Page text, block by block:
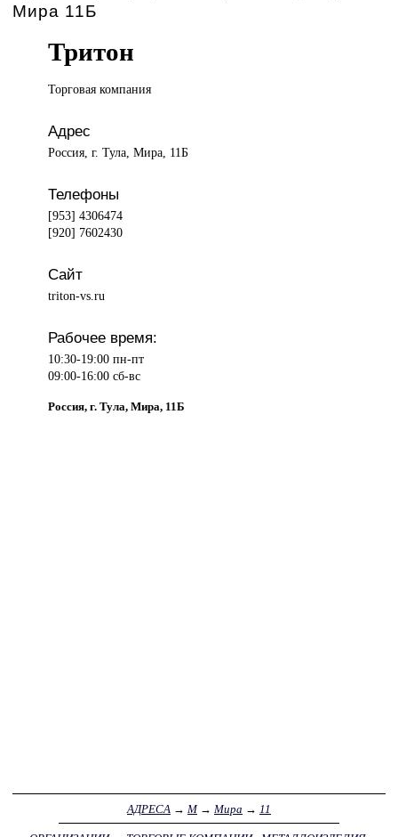
Мира 11Б
Тритон
Торговая компания
Адрес
Россия, г. Тула, Мира, 11Б
Телефоны
[953] 4306474
[920] 7602430
Сайт
triton-vs.ru
Рабочее время:
10:30-19:00 пн-пт
09:00-16:00 сб-вс
Россия, г. Тула, Мира, 11Б
АДРЕСА → М→ Мира → 11